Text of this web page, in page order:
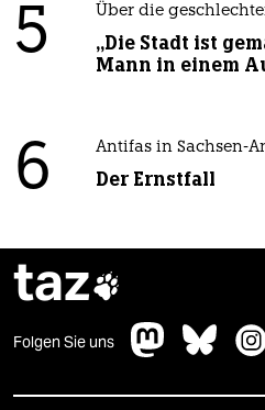
5 Über die
„Die Stadt ist
Mann in einem
6 Antifas in Sachsen-
Der Ernstfall
taz
Folgen Sie uns